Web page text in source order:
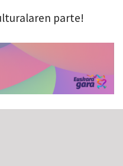
parte!